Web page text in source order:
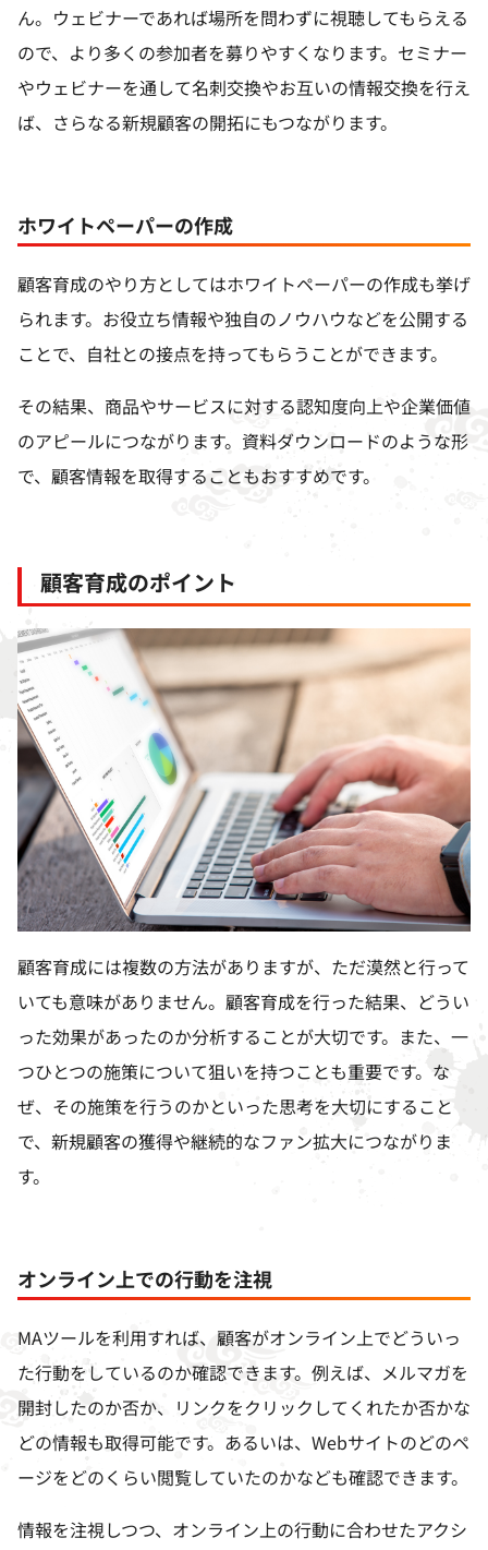
ん。ウェビナーであれば場所を問わずに視聴してもらえる
ので、より多くの参加者を募りやすくなります。セミナー
やウェビナーを通して名刺交換やお互いの情報交換を行え
ば、さらなる新規顧客の開拓にもつながります。
ホワイトペーパーの作成
顧客育成のやり方としてはホワイトペーパーの作成も挙げ
られます。お役立ち情報や独自のノウハウなどを公開する
ことで、自社との接点を持ってもらうことができます。
その結果、商品やサービスに対する認知度向上や企業価値
のアピールにつながります。資料ダウンロードのような形
で、顧客情報を取得することもおすすめです。
顧客育成のポイント
顧客育成には複数の方法がありますが、ただ漠然と行って
いても意味がありません。顧客育成を行った結果、どうい
った効果があったのか分析することが大切です。また、一
つひとつの施策について狙いを持つことも重要です。な
ぜ、その施策を行うのかといった思考を大切にすること
で、新規顧客の獲得や継続的なファン拡大につながりま
す。
オンライン上での行動を注視
MAツールを利用すれば、顧客がオンライン上でどういっ
た行動をしているのか確認できます。例えば、メルマガを
開封したのか否か、リンクをクリックしてくれたか否かな
どの情報も取得可能です。あるいは、 Webサイトのどのペ
ージをどのくらい閲覧していたのかなども確認できます。
情報を注視しつつ、オンライン上の行動に合わせたアクシ